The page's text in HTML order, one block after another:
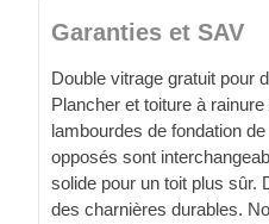
Garanties et SAV
Double vitrage gratuit pour
Plancher et toiture à
lambourdes de fondation
opposés sont
solide pour un toit plus sûr.
des charnières durables.